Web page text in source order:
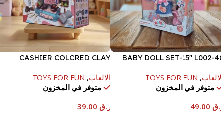
BABY DOLL SET-15″ L002-
,
TOYS FOR FUN
متوفر في المخزون
CASHIER COLORED CLAY
MACHINE
الالعاب,
TOYS FOR FUN
متوفر في المخزون
ر.ق